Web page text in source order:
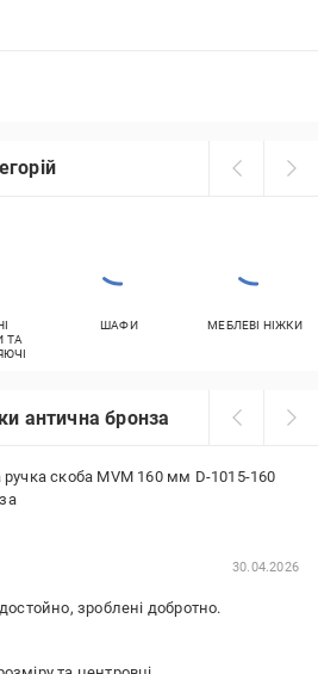
ТА
ШАФИ МЕБЛЕВІ НІЖКИ
антична бронза
ручка скоба MVM 160 мм D-1015-160
30.04.2026
зроблені добротно.